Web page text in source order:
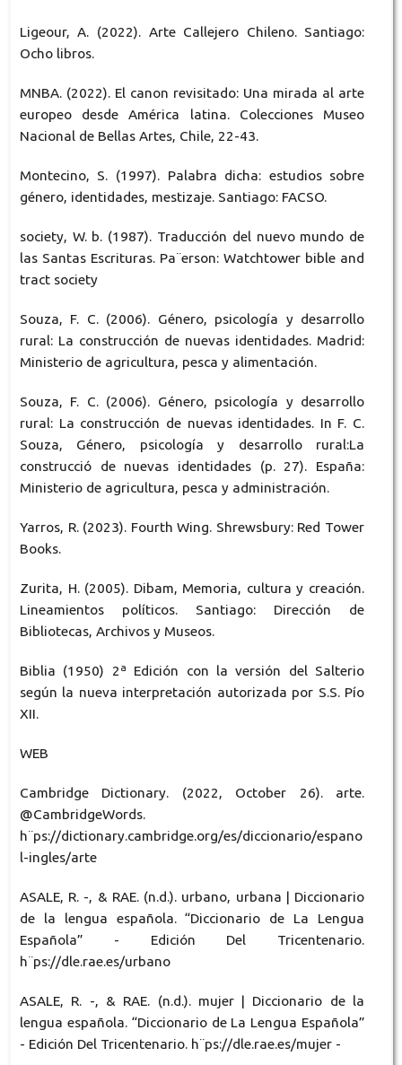
Ligeour, A. (2022). Arte Callejero Chileno. Santiago:
Ocho libros.
MNBA. (2022). El canon revisitado: Una mirada al arte
europeo desde América latina. Colecciones Museo
Nacional de Bellas Artes, Chile, 22-43.
Montecino, S. (1997). Palabra dicha: estudios sobre
género, identidades, mestizaje. Santiago: FACSO.
society, W. b. (1987). Traducción del nuevo mundo de
las Santas Escrituras. Pa¨erson: Watchtower bible and
tract society
Souza, F. C. (2006). Género, psicología y desarrollo
rural: La construcción de nuevas identidades. Madrid:
Ministerio de agricultura, pesca y alimentación.
Souza, F. C. (2006). Género, psicología y desarrollo
rural: La construcción de nuevas identidades. In F. C.
Souza, Género, psicología y desarrollo rural:La
construcció de nuevas identidades (p. 27). España:
Ministerio de agricultura, pesca y administración.
Yarros, R. (2023). Fourth Wing. Shrewsbury: Red Tower
Books.
Zurita, H. (2005). Dibam, Memoria, cultura y creación.
Lineamientos políticos. Santiago: Dirección de
Bibliotecas, Archivos y Museos.
Biblia (1950) 2ª Edición con la versión del Salterio
según la nueva interpretación autorizada por S.S. Pío
XII.
WEB
Cambridge Dictionary. (2022, October 26). arte.
@CambridgeWords.
h¨ps://dictionary.cambridge.org/es/diccionario/espano
l-ingles/arte
ASALE, R. -, & RAE. (n.d.). urbano, urbana | Diccionario
de la lengua española. “Diccionario de La Lengua
Española” - Edición Del Tricentenario.
h¨ps://dle.rae.es/urbano
ASALE, R. -, & RAE. (n.d.). mujer | Diccionario de la
lengua española. “Diccionario de La Lengua Española”
- Edición Del Tricentenario. h¨ps://dle.rae.es/mujer -